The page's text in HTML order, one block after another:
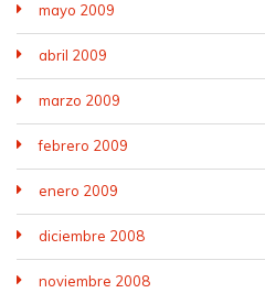
mayo 2009
abril 2009
marzo 2009
febrero 2009
enero 2009
diciembre 2008
noviembre 2008